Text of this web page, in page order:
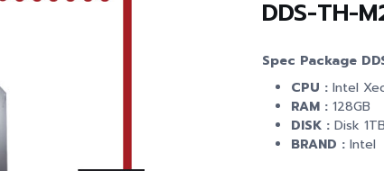
DDS-TH-
Spec Package
CPU : Intel
RAM : 128GB
DISK : Disk
BRAND : Intel